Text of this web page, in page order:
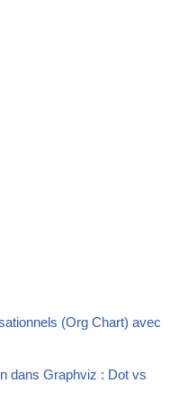
(Org Chart) avec
dans Graphviz : Dot vs